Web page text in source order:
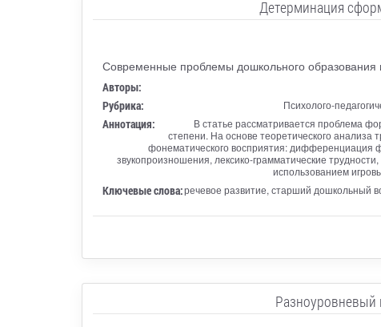
Детерминация
Современные проблемы дошкольного образования
Авторы:
Рубрика: Психолого-
Аннотация:
В статье рассматривается проблема
степени. На основе теоретического
фонематического восприятия: дифференциация
звукопроизношения, лексико-грамматические
использованием
Ключевые слова:речевое развитие, старший дошкольный
Разноуровневый